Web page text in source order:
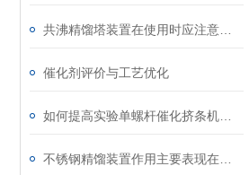
催化剂评价与工艺优化